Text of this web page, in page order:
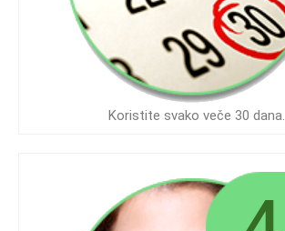
Koristite svako veče 30 dana.